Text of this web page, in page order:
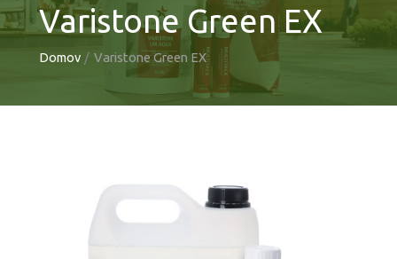
Varistone Green EX
Domov Varistone Green EX